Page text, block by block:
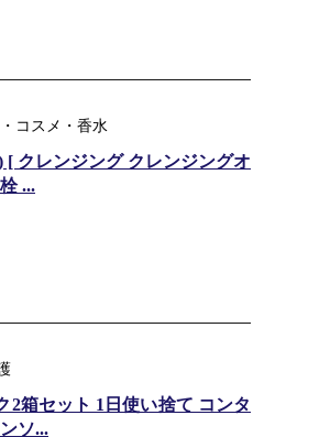
コスメ・香水
クレンジング クレンジングオ
...
2箱セット 1日使い捨て コンタ
ソ...